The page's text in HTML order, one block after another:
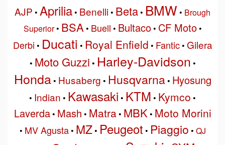
AJP • Aprilia• Benelli• Beta• BMW • Brough
Superior• BSA• Buell • Bultaco• CF Moto•
Derbi • Ducati • Royal Enfield • Fantic• Gilera
• Moto Guzzi • Harley-Davidson •
Honda• Husaberg • Husqvarna• Hyosung
• Indian • Kawasaki • KTM • Kymco •
Laverda• Mash • Matra• MBK• Moto Morini
• MV Agusta• MZ• Peugeot • Piaggio • QJ